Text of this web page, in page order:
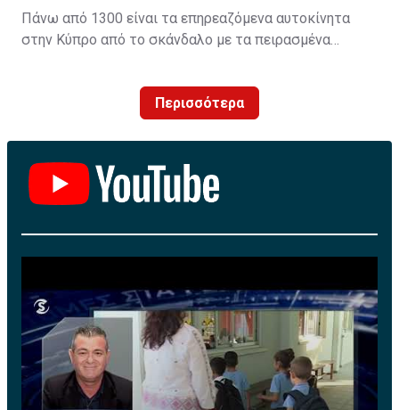
Πάνω από 1300 είναι τα επηρεαζόμενα αυτοκίνητα
στην Κύπρο από το σκάνδαλο με τα πειρασμένα
αντιπρόσωπος της Volkswagen AG στην Κύπρο,
ενημερώνει για τις προσεχείς ενέργειες που αφορούν
πετρελαιοκίνητα οχήματα με κινητήρες EA 189.
Περισσότερα